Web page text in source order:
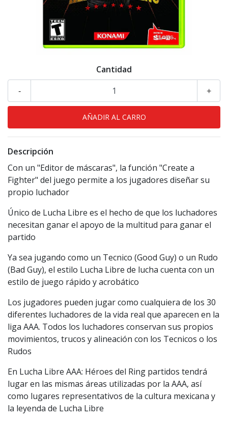
Cantidad
+
-
Descripción
Con un "Editor de máscaras", la función "Create a
Fighter" del juego permite a los jugadores diseñar su
propio luchador
Único de Lucha Libre es el hecho de que los luchadores
necesitan ganar el apoyo de la multitud para ganar el
partido
Ya sea jugando como un Tecnico (Good Guy) o un Rudo
(Bad Guy), el estilo Lucha Libre de lucha cuenta con un
estilo de juego rápido y acrobático
Los jugadores pueden jugar como cualquiera de los 30
diferentes luchadores de la vida real que aparecen en la
liga AAA. Todos los luchadores conservan sus propios
movimientos, trucos y alineación con los Tecnicos o los
Rudos
En Lucha Libre AAA: Héroes del Ring partidos tendrá
lugar en las mismas áreas utilizadas por la AAA, así
como lugares representativos de la cultura mexicana y
la leyenda de Lucha Libre